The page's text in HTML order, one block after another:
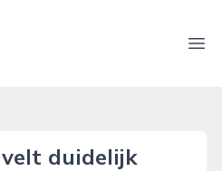
velt duidelijk